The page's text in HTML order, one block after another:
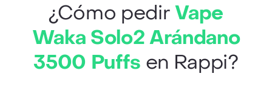
¿Cómo pedirVape
Waka Solo2 Arándano
3500 Puffs en Rappi?